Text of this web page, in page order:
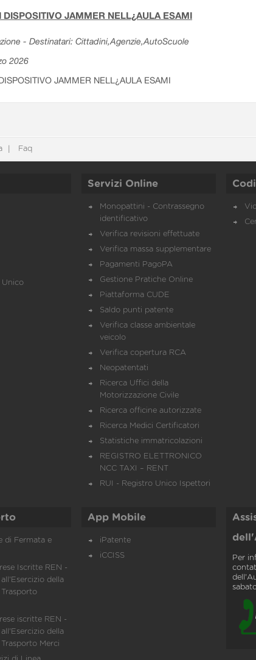
DISPOSITIVO JAMMER NELL¿AULA ESAMI
- Destinatari: Cittadini,Agenzie,AutoScuole
2026
JAMMER NELL¿AULA ESAMI
Faq
Unico
Servizi Online
Monopattini - Contrassegno
identificativo
Verifica revisioni effettuate
Verifica massa supplementare
Pagamenti PagoPA
Gestione Pratiche Online
Piattaforma CUDE
Saldo punti patente
Verifica classe ambientale
veicolo
Verifica copertura RCA
Neopatentati
Ricerca Uffici della
Motorizzazione Civile
Ricerca officine autorizzate
Ricerca Medici Certificatori
Statistiche immatricolazioni
REGISTRO ELETTRONICO
NCC TAXI – RENT
RUI - Registro Unico Ispettori
di Fermata e
Iscritte REN -
della
Trasporto
iscritte REN -
della
Merci
App Mobile
iPatente
iCCISS
Per